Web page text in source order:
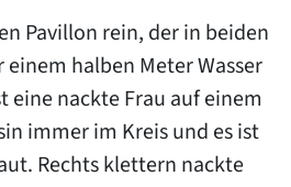
Pavillon rein, der in beiden
halben Meter Wasser
eine nackte Frau auf einem
immer im Kreis und es ist
Rechts klettern nackte